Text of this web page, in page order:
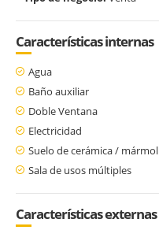
Características internas
Agua
Baño auxiliar
Doble Ventana
Electricidad
Suelo de cerámica / mármol
Sala de usos múltiples
Características externas